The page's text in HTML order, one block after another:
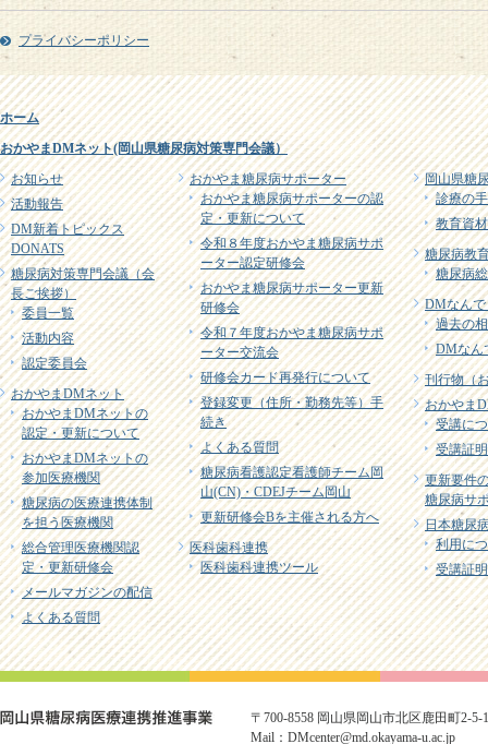
プライバシーポリシー
ホーム
おかやまDMネット(岡山県糖尿病対策専門会議）
お知らせ
活動報告
DM新着トピックス
DONATS
糖尿病対策専門会議（会
長ご挨拶）
委員一覧
活動内容
認定委員会
おかやまDMネット
おかやまDMネットの
認定・更新について
おかやまDMネットの
参加医療機関
糖尿病の医療連携体制
を担う医療機関
総合管理医療機関認
定・更新研修会
メールマガジンの配信
よくある質問
おかやま糖尿病サポーター
おかやま糖尿病サポーターの認
定・更新について
令和８年度おかやま糖尿病サポ
ーター認定研修会
おかやま糖尿病サポーター更新
研修会
令和７年度おかやま糖尿病サポ
ーター交流会
研修会カード再発行について
登録変更（住所・勤務先等）手
続き
よくある質問
糖尿病看護認定看護師チーム岡
山(CN)・CDEJチーム岡山
更新研修会Bを主催される方へ
医科歯科連携
医科歯科連携ツール
岡山県糖
診療の
教育資材
糖尿病教
糖尿病
DMなん
過去の
DMなん
刊行物（
おかやま
受講に
受講証
更新要件
糖尿病サ
日本糖尿
利用に
受講証
〒700-8558 岡山県岡山市北区鹿田町2-
Mail：DMcenter@md.okayama-u.ac.jp